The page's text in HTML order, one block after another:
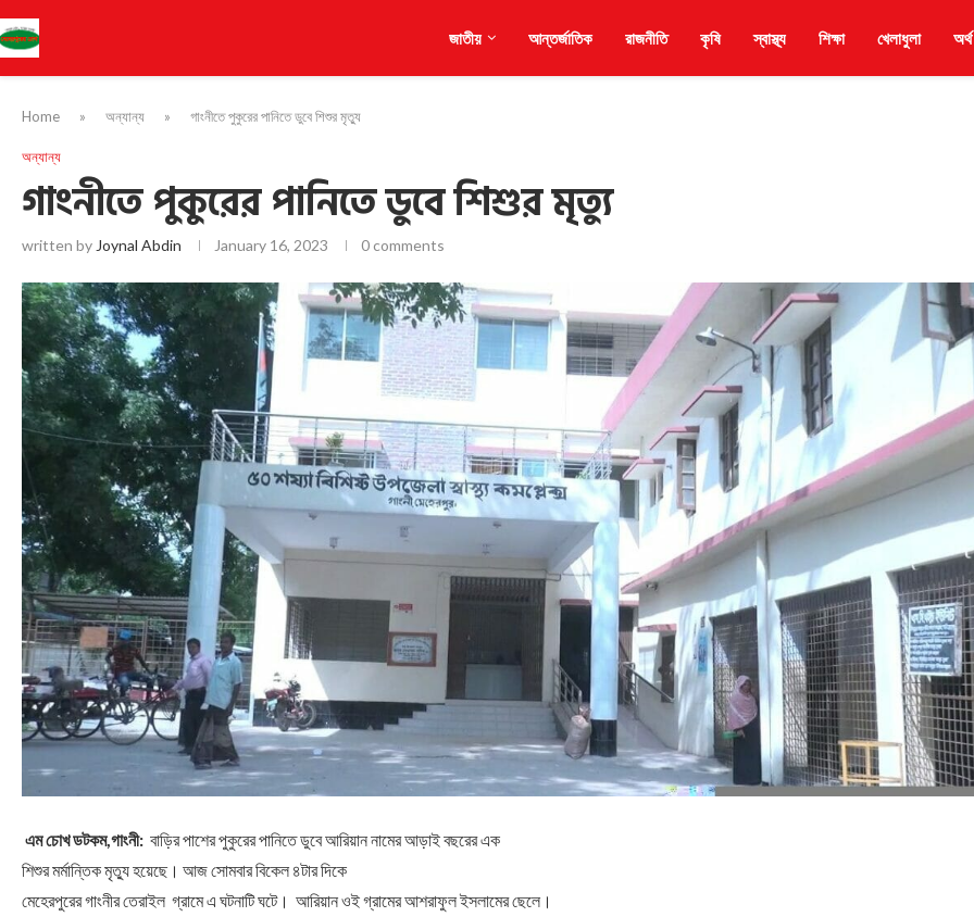
জাতীয় আন্তর্জাতিক রাজনীতি কৃষি স্বাস্থ্য শিক্ষা খেলাধুলা
Home » অন্যান্য » গাংনীতে পুকুরের পানিতে ডুবে শিশুর মৃত্যু
অন্যান্য
গাংনীতে পুকুরের পানিতে ডুবে শিশুর মৃত্যু
written by Joynal Abdin January 16, 2023 0 comments
এম চোখ ডটকম,গাংনী: বাড়ির পাশের পুকুরের পানিতে ডুবে আরিয়ান নামের আড়াই বছরের এক
শিশুর মর্মান্তিক মৃত্যু হয়েছে। আজ সোমবার বিকেল ৪টার দিকে
মেহেরপুরের গাংনীর তেরাইল গ্রামে এ ঘটনাটি ঘটে। আরিয়ান ওই গ্রামের আশরাফুল ইসলামের ছেলে।